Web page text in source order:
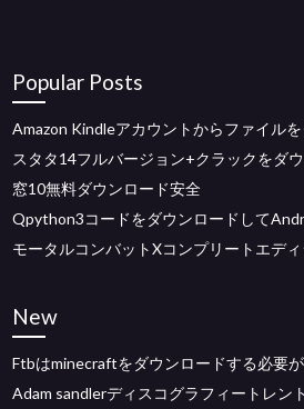
Popular Posts
Amazon Kindleアカウントからファイル
スタタ14フルバージョン+クラックをダ
窓10無料ダウンロード安全
Qpython3コードをダウンロードして
モータルコンバットXコンプリートエデ
New
Ftbはminecraftをダウンロードする必要
Adam sandlerディスコグラフィートレン